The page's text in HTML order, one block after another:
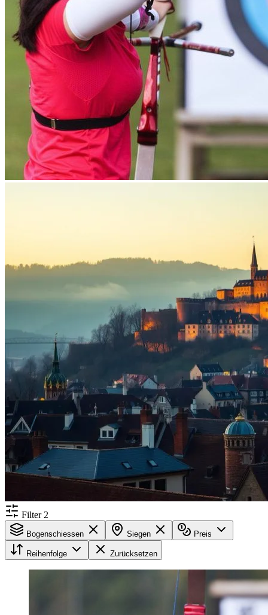
Filter 2
Bogenschiessen Siegen Preis
Reihenfolge Zurücksetzen